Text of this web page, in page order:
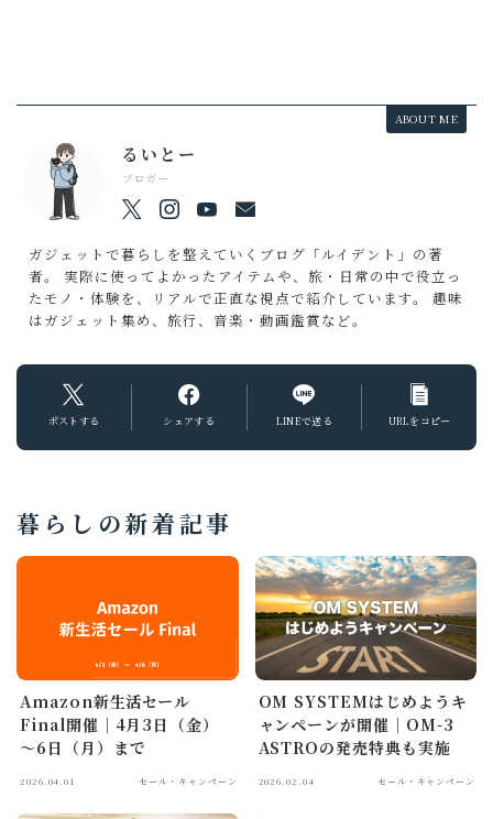
ABOUT ME
るいとー
ブロガー
ガジェットで暮らしを整えていくブログ「ルイデント」の著
者。 実際に使ってよかったアイテムや、旅・日常の中で役立っ
たモノ・体験を、リアルで正直な視点で紹介しています。 趣味
はガジェット集め、旅行、音楽・動画鑑賞など。
ポストする シェアする LINEで送る URLをコピー
暮らしの新着記事
Amazon新生活セール
Final開催｜4月3日（金）
～6日（月）まで
2026.04.01 セール・キャンペーン
OM SYSTEMはじめようキ
ャンペーンが開催｜OM-3
ASTROの発売特典も実施
2026.02.04 セール・キャンペーン